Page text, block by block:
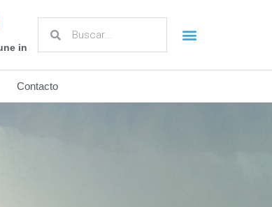
in
Contacto